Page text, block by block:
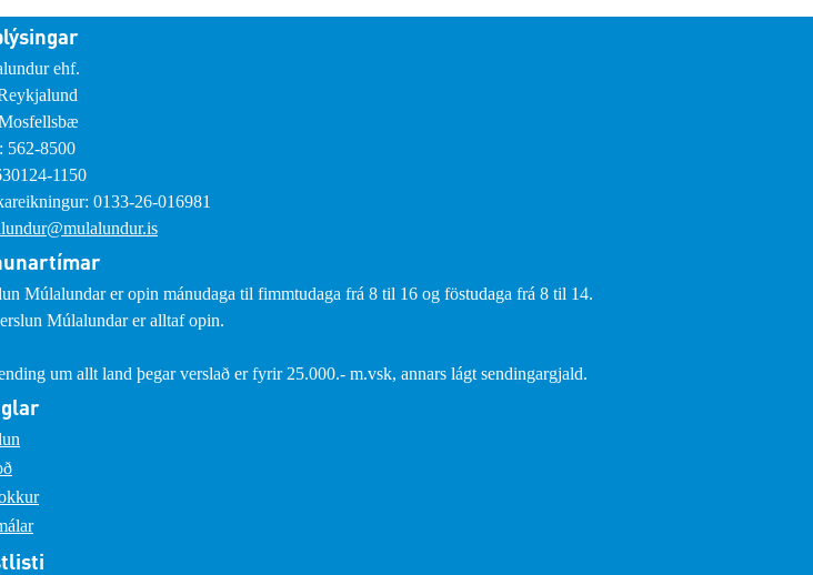
ehf.
562-8500
1150
0133-26-016981
Múlalundar er opin mánudaga til fimmtudaga frá 8 til 16 og föstudaga frá 8 til 14.
Múlalundar er alltaf opin.
um allt land þegar verslað er fyrir 25.000.- m.vsk, annars lágt sendingargjald.